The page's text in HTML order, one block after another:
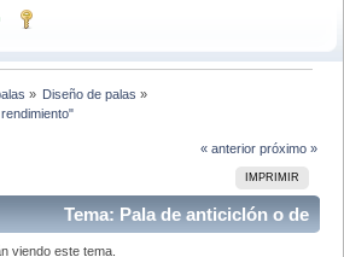
» Diseño de palas »
« anterior próximo »
IMPRIMIR
Tema: Pala de anticiclón o de
165651 veces)
viendo este tema.